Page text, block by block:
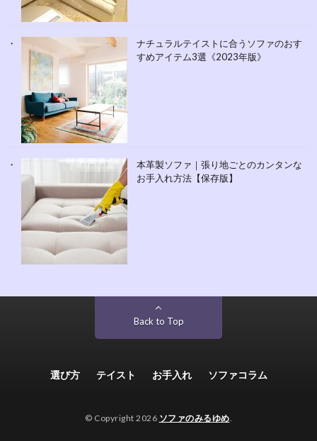
ナチュラルテイストに合うソファのおす
すめアイテム3選《2023年版》
本革製ソファ｜張り地ごとのカンタンな
お手入れ方法【保存版】
Back to Top
選び方 テイスト お手入れ ソファコラム
© Copyright 2026 ソファのみるゆめ